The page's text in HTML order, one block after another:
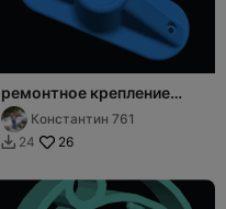
ремонтное крепление
щетки с резьбой
Константин 761
 24 26